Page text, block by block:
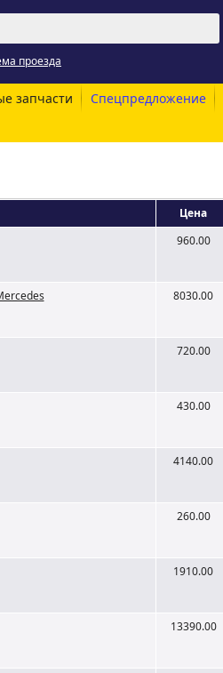
проезда
запчасти Спецпредложение
Цена
960.00
8030.00
720.00
430.00
4140.00
260.00
1910.00
13390.00